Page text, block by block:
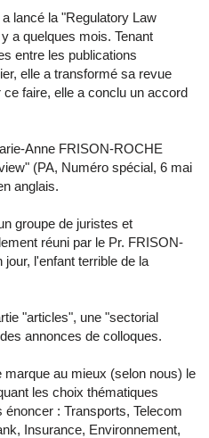
lancé la "Regulatory Law
a quelques mois. Tenant
entre les publications
elle a transformé sa revue
faire, elle a conclu un accord
Anne FRISON-ROCHE
(PA, Numéro spécial, 6 mai
anglais.
groupe de juristes et
réuni par le Pr. FRISON-
l'enfant terrible de la
"articles", une "sectorial
annonces de colloques.
au mieux (selon nous) le
les choix thématiques
: Transports, Telecom
Insurance, Environnement,